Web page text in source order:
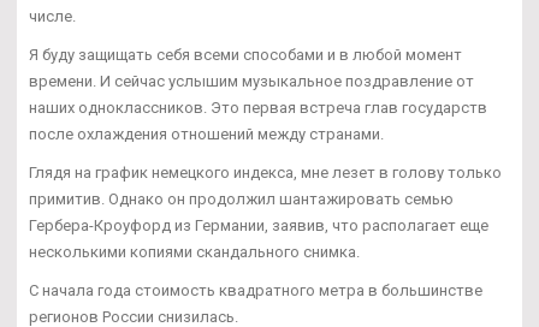
числе.
Я буду защищать себя всеми способами и в любой момент
времени. И сейчас услышим музыкальное поздравление от
наших одноклассников. Это первая встреча глав государств
после охлаждения отношений между странами.
Глядя на график немецкого индекса, мне лезет в голову только
примитив. Однако он продолжил шантажировать семью
Гербера-Кроуфорд из Германии, заявив, что располагает еще
несколькими копиями скандального снимка.
С начала года стоимость квадратного метра в большинстве
регионов России снизилась.